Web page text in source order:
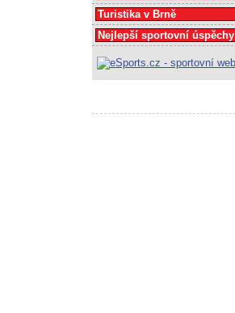
Turistika v Brně
Nejlepší sportovní úspěchy